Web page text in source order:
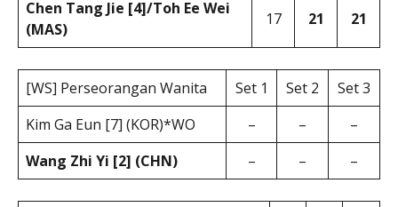
Chen Tang Jie [4]/Toh Ee Wei
(MAS)
17 21 21
[WS] Perseorangan Wanita Set 1 Set 2
Set 3
Kim Ga Eun [7] (KOR)*WO
– –
–
Wang Zhi Yi [2] (CHN)
– – –